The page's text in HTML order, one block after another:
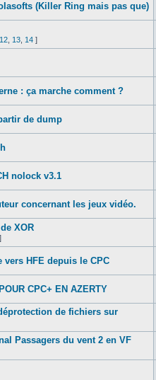
(Killer Ring mais pas que)
12 13 14 ]
: ça marche comment ?
de dump
nolock v3.1
concernant les jeux vidéo.
XOR
]
vers HFE depuis le CPC
CPC+ EN AZERTY
de fichiers sur
Passagers du vent 2 en VF